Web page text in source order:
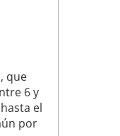
que
6 y
el
por